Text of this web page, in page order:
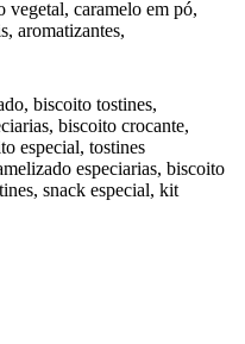
vegetal, caramelo em pó,
aromatizantes,
biscoito tostines,
biscoito crocante,
especial, tostines
especiarias, biscoito
snack especial, kit